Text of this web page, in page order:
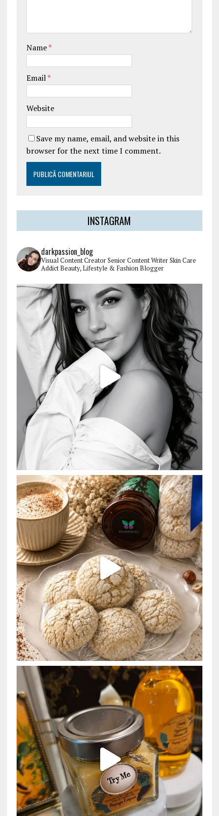
Name*
Email*
Website
Save my name, email, and website in this
browser for the next time I comment.
INSTAGRAM
darkpassion_blog
Visual Content CreatorSenior Content WriterSkin Care
AddictBeauty, Lifestyle & Fashion Blogger